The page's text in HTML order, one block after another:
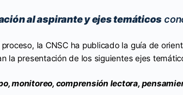
al aspirante y ejes temáticos
la CNSC ha publicado la guía de
la presentación de los siguientes ejes
monitoreo, comprensión lectora,